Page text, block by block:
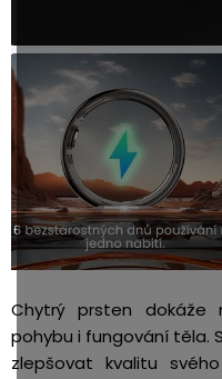
Chytrý prsten
pohybu i fungování těla.
zlepšovat kvalitu